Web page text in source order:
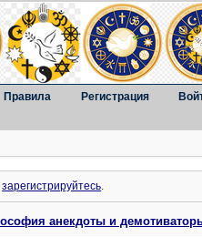
Правила Регистрация
зарегистрируйтесь.
анекдоты и